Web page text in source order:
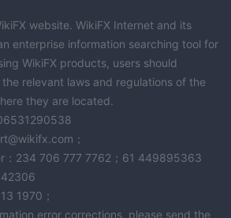
website. WikiFX Internet and its
enterprise information searching tool for
WikiFX products, users should
relevant laws and regulations of the
they are located.
；
：234 706 777 7762；61 449895363
1970；
error corrections, please send the